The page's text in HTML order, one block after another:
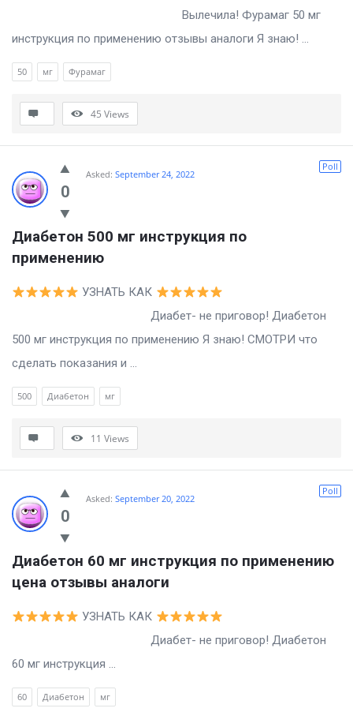
Вылечила! Фурамаг 50 мг
инструкция по применению отзывы аналоги Я знаю! ...
50 мг Фурамаг
45 Views
0
Poll
Asked: September 24, 2022
Диабетон 500 мг инструкция по
применению
УЗНАТЬ КАК
Диабет- не приговор! Диабетон
500 мг инструкция по применению Я знаю! СМОТРИ что
сделать показания и ...
500 Диабетон мг
11 Views
0
Poll
Asked: September 20, 2022
Диабетон 60 мг инструкция по применению
цена отзывы аналоги
УЗНАТЬ КАК
Диабет- не приговор! Диабетон
60 мг инструкция ...
60 Диабетон мг